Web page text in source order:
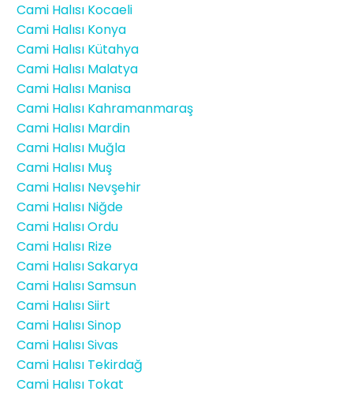
Cami Halısı Kocaeli
Cami Halısı Konya
Cami Halısı Kütahya
Cami Halısı Malatya
Cami Halısı Manisa
Cami Halısı Kahramanmaraş
Cami Halısı Mardin
Cami Halısı Muğla
Cami Halısı Muş
Cami Halısı Nevşehir
Cami Halısı Niğde
Cami Halısı Ordu
Cami Halısı Rize
Cami Halısı Sakarya
Cami Halısı Samsun
Cami Halısı Siirt
Cami Halısı Sinop
Cami Halısı Sivas
Cami Halısı Tekirdağ
Cami Halısı Tokat